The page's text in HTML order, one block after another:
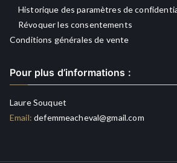
Historique des paramètres de
Révoquer les consentements
Conditions générales de vente
Pour plus d’informations :
Laure Souquet
Email: defemmeacheval@gmail.com